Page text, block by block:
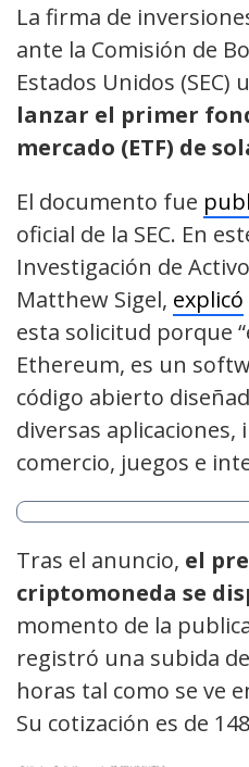
La firma de
ante la Comisión de
Estados Unidos (SEC)
lanzar el primer
mercado (ETF) de
El documento fue
oficial de la SEC. En
Investigación de
Matthew Sigel, explicó
esta solicitud porque
Ethereum, es un
código abierto
diversas aplicaciones,
comercio, juegos e
Tras el anuncio, el
criptomoneda se
momento de la
registró una subida
horas tal como se ve
Su cotización es de